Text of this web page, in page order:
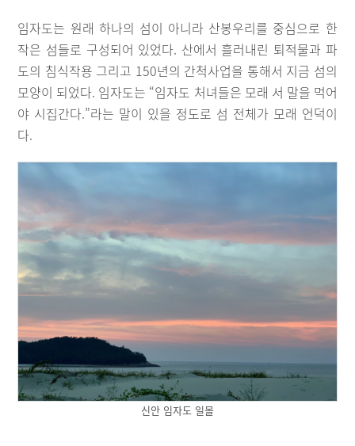
임자도는 원래 하나의 섬이 아니라 산봉우리를 중심으로 한
작은 섬들로 구성되어 있었다. 산에서 흘러내린 퇴적물과 파
도의 침식작용 그리고 150년의 간척사업을 통해서 지금 섬의
모양이 되었다. 임자도는 “임자도 처녀들은 모래 서 말을 먹어
야 시집간다.”라는 말이 있을 정도로 섬 전체가 모래 언덕이
다.
신안 임자도 일몰